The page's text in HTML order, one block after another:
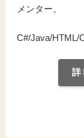
メンター。
C#/Java/HTML/
詳